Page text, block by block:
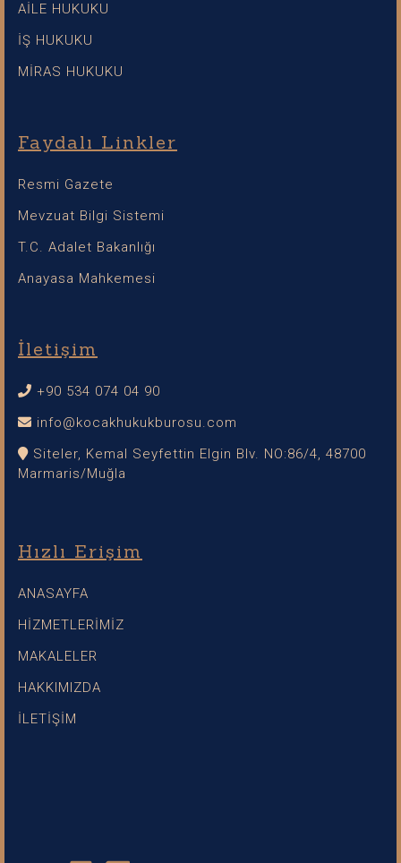
AİLE HUKUKU
İŞ HUKUKU
MİRAS HUKUKU
Faydalı Linkler
Resmi Gazete
Mevzuat Bilgi Sistemi
T.C. Adalet Bakanlığı
Anayasa Mahkemesi
İletişim
+90 534 074 04 90
info@kocakhukukburosu.com
Siteler, Kemal Seyfettin Elgin Blv. NO:86/4, 48700
Marmaris/Muğla
Hızlı Erişim
ANASAYFA
HİZMETLERİMİZ
MAKALELER
HAKKIMIZDA
İLETİŞİM